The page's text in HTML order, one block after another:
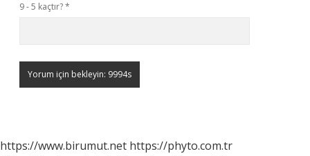
9 - 5 kaçtır?*
https://www.birumut.net https://phyto.com.tr